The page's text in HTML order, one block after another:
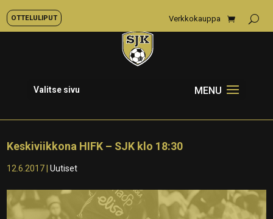
OTTELULIPUT Verkkokauppa
Valitse sivu
Keskiviikkona HIFK – SJK klo 18:30
12.6.2017 |Uutiset